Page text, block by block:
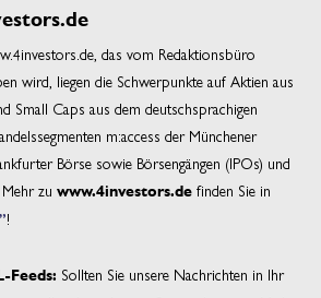
das vom Redaktionsbüro
wird, liegen die Schwerpunkte auf Aktien aus
Small Caps aus dem deutschsprachigen
m:access der Münchener
Börse sowie Börsengängen (IPOs) und
zu www.4investors.de finden Sie in
!
Feeds: Sollten Sie unsere Nachrichten in Ihr